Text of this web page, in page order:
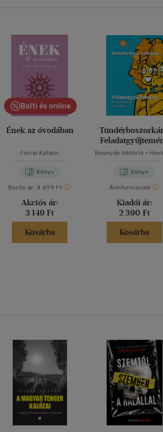
Bolti és online
Ének az óvodában
Forrai Katalin
Könyv
Borító ár: 4 499 Ft
Akciós ár:
3 149 Ft
Kosárba
Bosnyák Viktória -
Könyv
Árinformációk
Kiadói ár:
2 390 Ft
Kosárba